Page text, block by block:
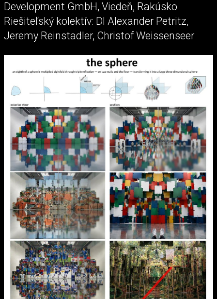
Development GmbH, Viedeň, Rakúsko
Riešiteľský kolektív: DI Alexander Petritz,
Jeremy Reinstadler, Christof Weissenseer